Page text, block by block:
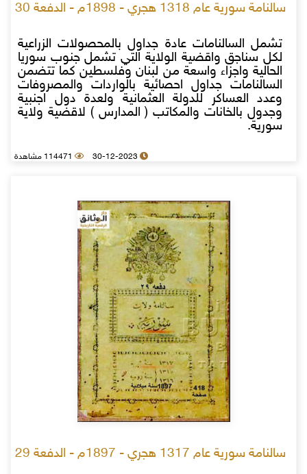
سالنامة سورية عام 1318 هجري - 1898م - الدفعة 30
تشمل السالنامات عادة جداول بالمحصولات الزراعية
لكل سناجق واقضية الولاية التي تشمل جنوب سوريا
الحالية واجزاء واسعة من لبنان وفلسطين كما تتضمن
السالنامات جداول احصائية بالواردات والمصروفات
وعدد العساكر للدولة العثمانية ولعدة دول اجنبية
وجدول بالخانات والمكاتب ( المدارس ) لاقضية ولاية
سورية.
30-12-2023 114471 مشاهدة
سالنامة سورية عام 1317 هجري - 1897م - الدفعة 29